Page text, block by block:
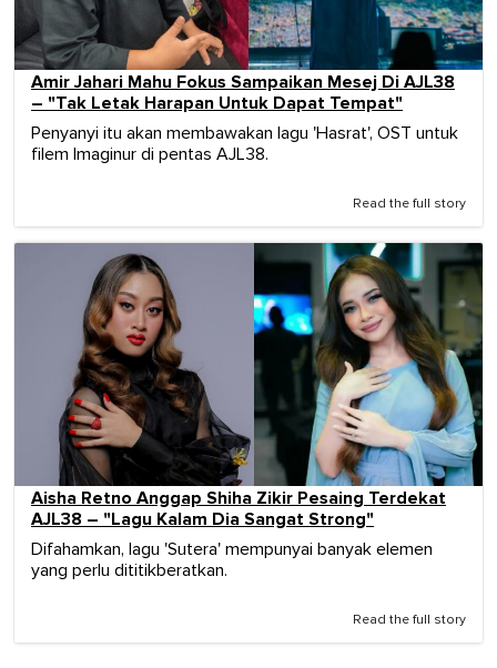
Amir Jahari Mahu Fokus Sampaikan Mesej Di AJL38
– "Tak Letak Harapan Untuk Dapat Tempat"
Penyanyi itu akan membawakan lagu 'Hasrat', OST untuk
filem Imaginur di pentas AJL38.
Read the full story
Aisha Retno Anggap Shiha Zikir Pesaing Terdekat
AJL38 – "Lagu Kalam Dia Sangat Strong"
Difahamkan, lagu 'Sutera' mempunyai banyak elemen
yang perlu dititikberatkan.
Read the full story